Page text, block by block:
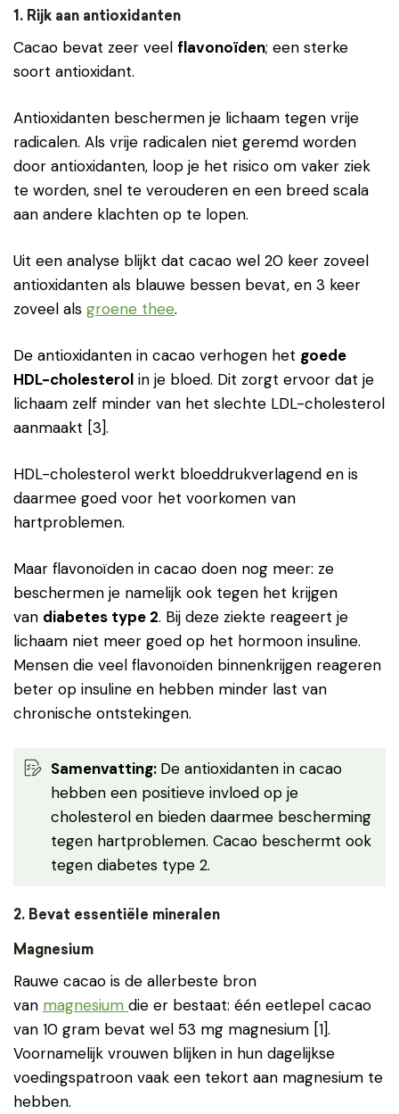
1. Rijk aan antioxidanten
Cacao bevat zeer veel flavonoïden; een sterke
soort antioxidant.
Antioxidanten beschermen je lichaam tegen vrije
radicalen. Als vrije radicalen niet geremd worden
door antioxidanten, loop je het risico om vaker ziek
te worden, snel te verouderen en een breed scala
aan andere klachten op te lopen.
Uit een analyse blijkt dat cacao wel 20 keer zoveel
antioxidanten als blauwe bessen bevat, en 3 keer
zoveel als groene thee.
De antioxidanten in cacao verhogen het goede
HDL-cholesterol in je bloed. Dit zorgt ervoor dat je
lichaam zelf minder van het slechte LDL-cholesterol
aanmaakt [3].
HDL-cholesterol werkt bloeddrukverlagend en is
daarmee goed voor het voorkomen van
hartproblemen.
Maar flavonoïden in cacao doen nog meer: ze
beschermen je namelijk ook tegen het krijgen
van diabetes type 2. Bij deze ziekte reageert je
lichaam niet meer goed op het hormoon insuline.
Mensen die veel flavonoïden binnenkrijgen reageren
beter op insuline en hebben minder last van
chronische ontstekingen.
Samenvatting: De antioxidanten in cacao
hebben een positieve invloed op je
cholesterol en bieden daarmee bescherming
tegen hartproblemen. Cacao beschermt ook
tegen diabetes type 2.
2. Bevat essentiële mineralen
Magnesium
Rauwe cacao is de allerbeste bron
van magnesium die er bestaat: één eetlepel cacao
van 10 gram bevat wel 53 mg magnesium [1].
Voornamelijk vrouwen blijken in hun dagelijkse
voedingspatroon vaak een tekort aan magnesium te
hebben.